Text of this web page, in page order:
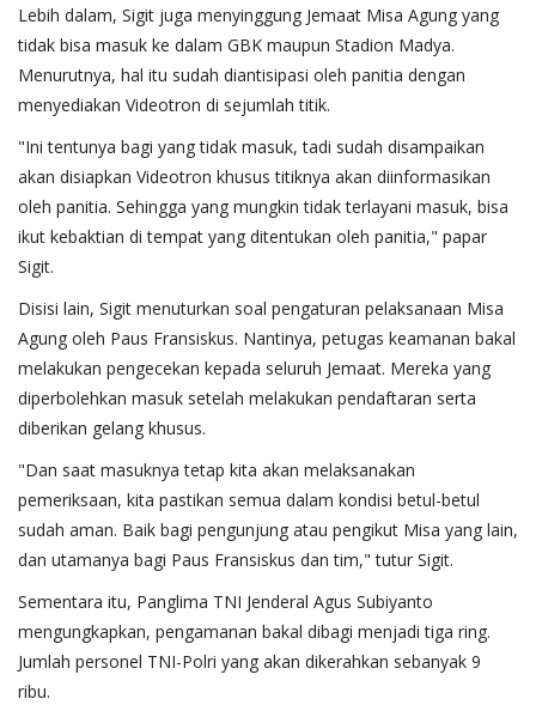
Lebih dalam, Sigit juga menyinggung Jemaat Misa Agung yang
tidak bisa masuk ke dalam GBK maupun Stadion Madya.
Menurutnya, hal itu sudah diantisipasi oleh panitia dengan
menyediakan Videotron di sejumlah titik.
"Ini tentunya bagi yang tidak masuk, tadi sudah disampaikan
akan disiapkan Videotron khusus titiknya akan diinformasikan
oleh panitia. Sehingga yang mungkin tidak terlayani masuk, bisa
ikut kebaktian di tempat yang ditentukan oleh panitia," papar
Sigit.
Disisi lain, Sigit menuturkan soal pengaturan pelaksanaan Misa
Agung oleh Paus Fransiskus. Nantinya, petugas keamanan bakal
melakukan pengecekan kepada seluruh Jemaat. Mereka yang
diperbolehkan masuk setelah melakukan pendaftaran serta
diberikan gelang khusus.
"Dan saat masuknya tetap kita akan melaksanakan
pemeriksaan, kita pastikan semua dalam kondisi betul-betul
sudah aman. Baik bagi pengunjung atau pengikut Misa yang lain,
dan utamanya bagi Paus Fransiskus dan tim," tutur Sigit.
Sementara itu, Panglima TNI Jenderal Agus Subiyanto
mengungkapkan, pengamanan bakal dibagi menjadi tiga ring.
Jumlah personel TNI-Polri yang akan dikerahkan sebanyak 9
ribu.